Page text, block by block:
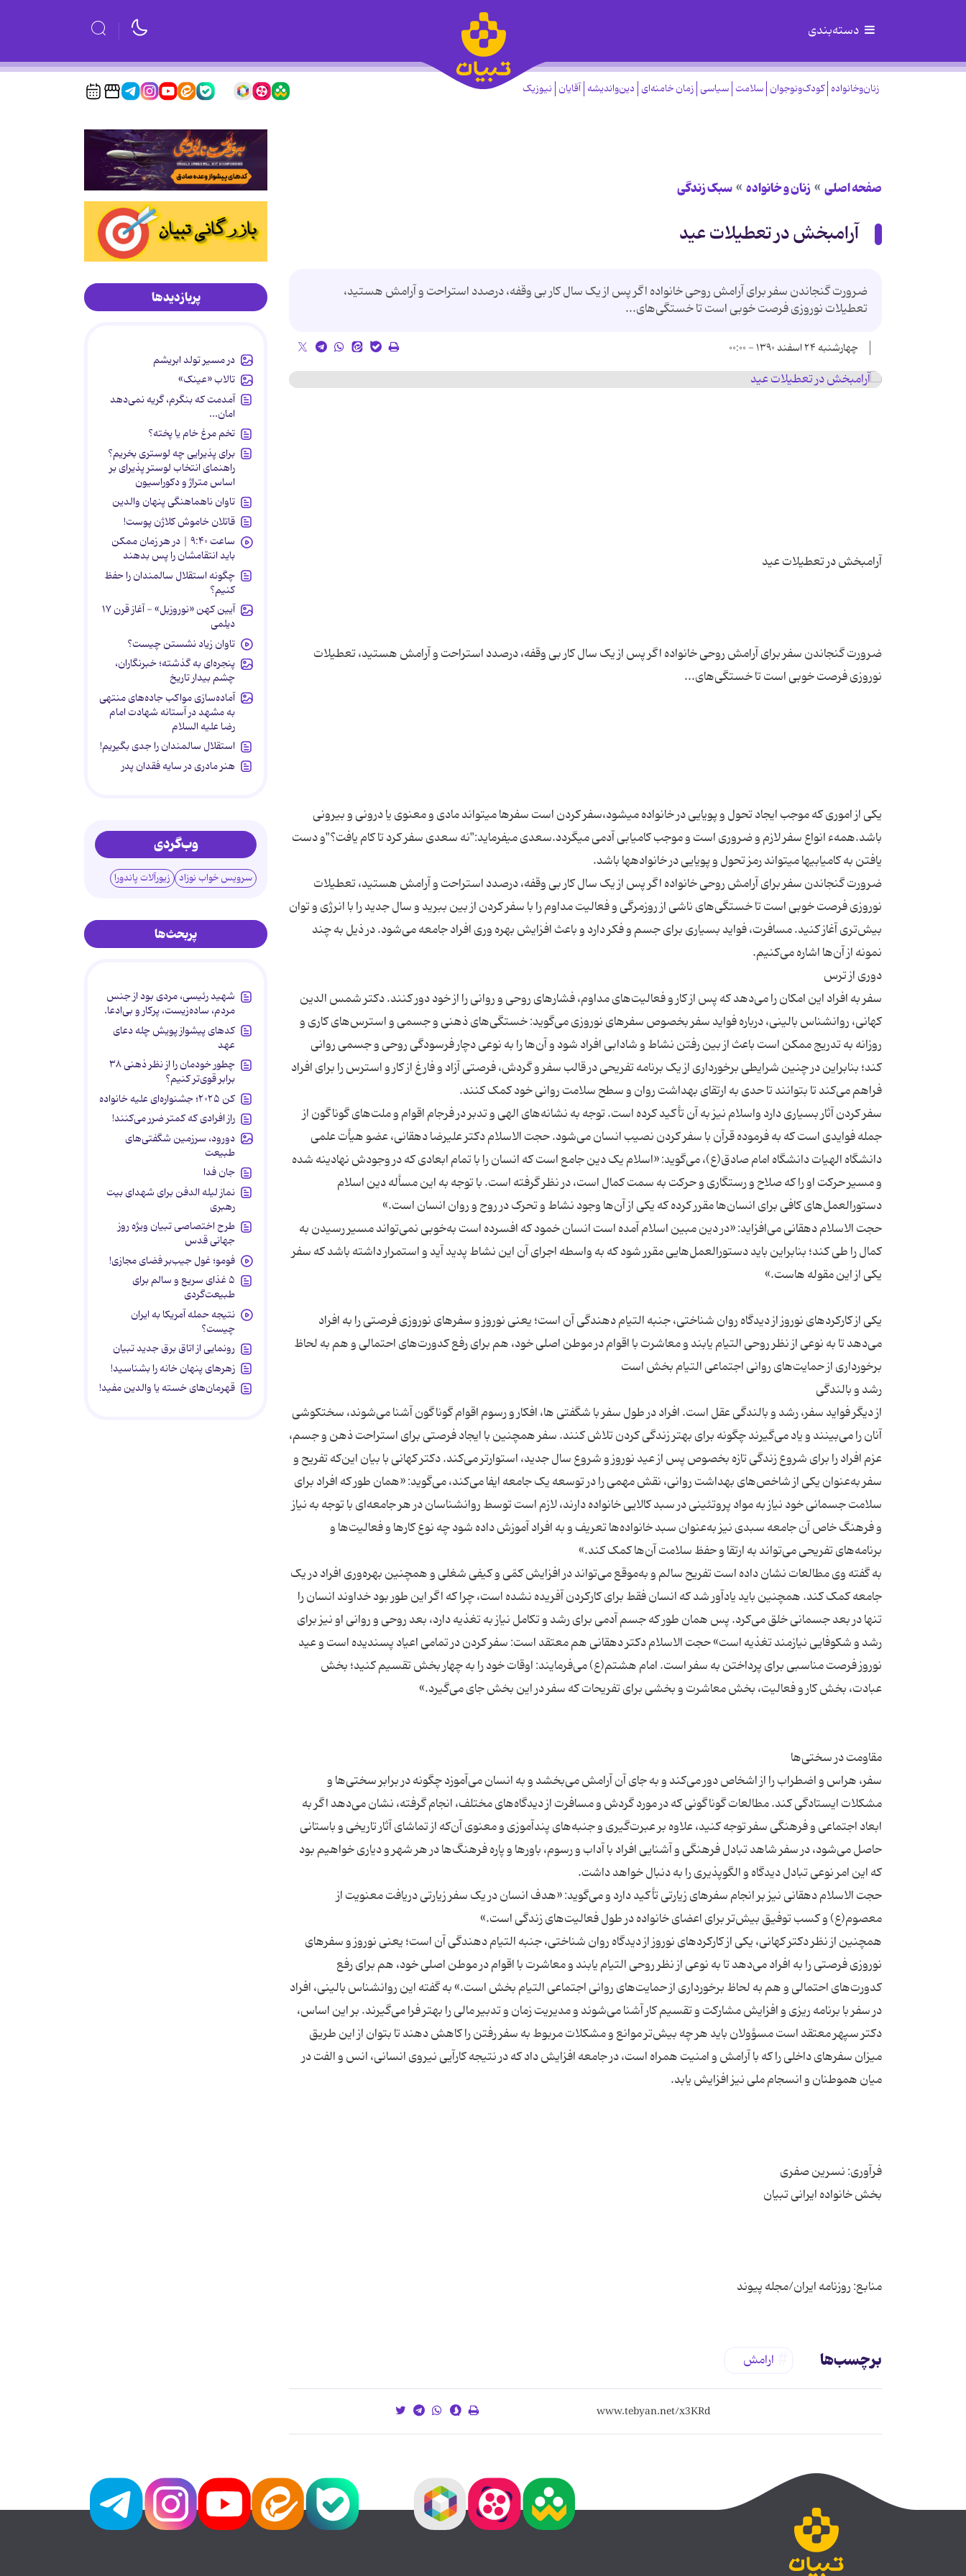
دسته‌بندی
زنان‌وخانواده کودک‌ونوجوان سلامت سیاسی زمان خامنه‌ای دین‌واندیشه آقایان نیوزیک
صفحه اصلی زنان و خانواده سبک زندگی
آرامبخش در تعطیلات عید
ضرورت گنجاندن سفر برای آرامش روحی خانواده اگر پس از یک سال کار بی وقفه، درصدد استراحت و آرامش هستید،
تعطیلات نوروزی فرصت خوبی است تا خستگی‌های...
چهارشنبه ۲۴ اسفند ۱۳۹۰ - ۰۰:۰۰
ضرورت گنجاندن سفر برای آرامش روحی خانواده اگر پس از یک سال کار بی وقفه، درصدد استراحت و آرامش هستید، تعطیلات
یکی از اموری که موجب ایجاد تحول‏ و پویایی در خانواده می‏شود،سفر کردن است سفرها می‏تواند مادی و معنوی یا درونی و بیرونی
باشد.همهء انواع سفر لازم و ضروری‏ است و موجب کامیابی آدمی می‏گردد.سعدی‏ می‏فرماید:"نه سعدی سفر کرد تا کام یافت؟"و دست
ضرورت گنجاندن سفر برای آرامش روحی خانواده اگر پس از یک سال کار بی وقفه، درصدد استراحت و آرامش هستید، تعطیلات
نوروزی فرصت خوبی است تا خستگی‌های ناشی از روزمرگی و فعالیت مداوم را با سفر کردن از بین ببرید و سال جدید را با انرژی و توان
بیش‌تری آغاز کنید. مسافرت، فواید بسیاری برای جسم و فکر دارد و باعث افزایش بهره وری افراد جامعه می‌شود. در ذیل به چند
سفر به افراد این امکان را می‌دهد که پس از کار و فعالیت‌های مداوم، فشارهای روحی و روانی را از خود دور کنند. دکتر شمس الدین
کهانی، روانشناس بالینی، درباره فواید سفر بخصوص سفرهای نوروزی می‌گوید: خستگی‌های ذهنی و جسمی و استرس‌های کاری و
روزانه به تدریج ممکن است باعث از بین رفتن نشاط و شادابی افراد شود و آن‌ها را به نوعی دچار فرسودگی روحی و جسمی روانی
کند؛ بنابراین در چنین شرایطی برخورداری از یک برنامه تفریحی در قالب سفر و گردش، فرصتی آزاد و فارغ از کار و استرس را برای افراد
سفر کردن آثار بسیاری دارد واسلام نیز به آن تأکید کرده است. توجه به نشانه‌های الهی و تدبر در فرجام اقوام و ملت‌های گوناگون از
جمله فوایدی است که به فرموده قرآن با سفر کردن نصیب انسان می‌شود. حجت الاسلام دکتر علیرضا دهقانی، عضو هیأت علمی
دانشگاه الهیات دانشگاه امام صادق(ع)، می‌گوید: «اسلام یک دین جامع است که انسان را با تمام ابعادی که در وجودش نهادینه شده
و مسیر حرکت او را که صلاح و رستگاری و حرکت به سمت کمال است، در نظر گرفته است. با توجه به این مسأله دین اسلام
حجت الاسلام دهقانی می‌افزاید: «در دین مبین اسلام آمده است انسان خمود که افسرده است به‌خوبی نمی‌تواند مسیر رسیدن به
کمال را طی کند؛ بنابراین باید دستورالعمل‌هایی مقرر شود که به واسطه اجرای آن این نشاط پدید آید و استمرار داشته باشد که سفر
یکی از کارکردهای نوروز از دیدگاه روان شناختی، جنبه التیام دهندگی آن است؛ یعنی نوروز و سفرهای نوروزی فرصتی را به افراد
می‌دهد تا به نوعی از نظر روحی التیام یابند و معاشرت با اقوام در موطن اصلی خود، هم برای رفع کدورت‌های احتمالی و هم به لحاظ
از دیگر فواید سفر، رشد و بالندگی عقل است. افراد در طول سفر با شگفتی ها، افکار و رسوم اقوام گوناگون آشنا می‌شوند، سختکوشی
آنان را می‌بینند و یاد می‌گیرند چگونه برای بهتر زندگی کردن تلاش کنند. سفر همچنین با ایجاد فرصتی برای استراحت ذهن و جسم،
عزم افراد را برای شروع زندگی تازه بخصوص پس از عید نوروز و شروع سال جدید، استوارتر می‌کند. دکتر کهانی با بیان این‌که تفریح و
سفر به‌عنوان یکی از شاخص‌های بهداشت روانی، نقش مهمی را در توسعه یک جامعه ایفا می‌کند، می‌گوید: «همان طور که افراد برای
سلامت جسمانی خود نیاز به مواد پروتئینی در سبد کالایی خانواده دارند، لازم است توسط روانشناسان در هر جامعه‌ای با توجه به نیاز
و فرهنگ خاص آن جامعه سبدی نیز به‌عنوان سبد خانواده‌ها تعریف و به افراد آموزش داده شود چه نوع کارها و فعالیت‌ها و
به گفته وی مطالعات نشان داده است تفریح سالم و به‌موقع می‌تواند در افزایش کمّی و کیفی شغلی و همچنین بهره‌وری افراد در یک
جامعه کمک کند. همچنین باید یادآور شد که انسان فقط برای کارکردن آفریده نشده است، چرا که اگر این طور بود خداوند انسان را
تنها در بعد جسمانی خلق می‌کرد. پس همان طور که جسم آدمی برای رشد و تکامل نیاز به تغذیه دارد، بعد روحی و روانی او نیز برای
رشد و شکوفایی نیازمند تغذیه است» حجت الاسلام دکتر دهقانی هم معتقد است: سفر کردن در تمامی اعیاد پسندیده است و عید
نوروز فرصت مناسبی برای پرداختن به سفر است. امام هشتم(ع) می‌فرمایند: اوقات خود را به چهار بخش تقسیم کنید؛ بخش
سفر، هراس و اضطراب را از اشخاص دور می‌کند و به جای آن آرامش می‌بخشد و به انسان می‌آموزد چگونه در برابر سختی‌ها و
مشکلات ایستادگی کند. مطالعات گوناگونی که در مورد گردش و مسافرت از دیدگاه‌های مختلف، انجام گرفته، نشان می‌دهد اگر به
ابعاد اجتماعی و فرهنگی سفر توجه کنید، علاوه بر عبرت‌گیری و جنبه‌های پندآموزی و معنوی آن‌که از تماشای آثار تاریخی و باستانی
حاصل می‌شود، در سفر شاهد تبادل فرهنگی و آشنایی افراد با آداب و رسوم، باورها و پاره فرهنگ‌ها در هر شهر و دیاری خواهیم بود
حجت الاسلام دهقانی نیز بر انجام سفرهای زیارتی تأکید دارد و می‌گوید: «‌هدف انسان در یک سفر زیارتی دریافت معنویت از
همچنین از نظر دکتر کهانی، یکی از کارکردهای نوروز از دیدگاه روان شناختی، جنبه التیام دهندگی آن است؛ یعنی نوروز و سفرهای
نوروزی فرصتی را به افراد می‌دهد تا به نوعی از نظر روحی التیام یابند و معاشرت با اقوام در موطن اصلی خود، هم برای رفع
کدورت‌های احتمالی و هم به لحاظ برخورداری از حمایت‌های روانی اجتماعی التیام بخش است.» به گفته این روانشناس بالینی، افراد
در سفر با برنامه ریزی و افزایش مشارکت و تقسیم کار آشنا می‌شوند و مدیریت زمان و تدبیر مالی را بهتر فرا می‌گیرند. بر این اساس،
دکتر سپهر معتقد است مسؤولان باید هر چه بیش‌تر موانع و مشکلات مربوط به سفر رفتن را کاهش دهند تا بتوان از این طریق
میزان سفرهای داخلی را که با آرامش و امنیت همراه است، در جامعه افزایش داد که در نتیجه کارآیی نیروی انسانی، انس و الفت در
منابع: روزنامه ایران/مجله پیوند
برچسب‌ها ارامش
پربازدیدها
در مسیر تولد ابریشم
تالاب «عینک»
آمدمت که بنگرم، گریه نمی‌دهد
امان...
تخم مرغ خام یا پخته؟
برای پذیرایی چه لوستری بخریم؟
راهنمای انتخاب لوستر پذیرای بر
اساس متراژ و دکوراسیون
تاوان ناهماهنگی پنهان والدین
قاتلان خاموش کلاژن پوست!
ساعت ۹:۴۰ | در هر زمان ممکن
باید انتقامشان را پس بدهند
چگونه استقلال سالمندان را حفظ
کنیم؟
آیین کهن «نوروزبل» - آغاز قرن ۱۷
دیلمی
تاوان زیاد نشستن چیست؟
پنجره‌ای به گذشته؛ خبرنگاران،
چشم بیدار تاریخ
آماده‌سازی مواکب جاده‌های منتهی
به مشهد در آستانه شهادت امام
رضا علیه السلام
استقلال سالمندان را جدی بگیریم!
هنر مادری در سایه‌ فقدان پدر
وب‌گردی
سرویس خواب نوزاد زیورآلات پاندورا
پربحث‌ها
شهید رئیسی، مردی بود از جنس
مردم، ساده‌زیست، پرکار و بی‌ادعا.
کدهای پیشواز پویش چله دعای
عهد
چطور خودمان را از نظر ذهنی ۳۸
برابر قوی‌تر کنیم؟
کن ۲۰۲۵؛ جشنواره‌ای علیه خانواده
راز افرادی که کمتر ضرر می‌کنند!
دورود، سرزمین شگفتی‌های
طبیعت
جان فدا
نماز لیله الدفن برای شهدای بیت
رهبری
طرح اختصاصی تبیان ویژه روز
جهانی قدس
فومو؛ غول جیب‌بر فضای مجازی!
۵ غذای سریع و سالم برای
طبیعت‌گردی
نتیجه حمله آمریکا به ایران
چیست؟
رونمایی از اتاق برق جدید تبیان
زهرهای پنهان خانه را بشناسید!
قهرمان‌های خسته یا والدین مفید!